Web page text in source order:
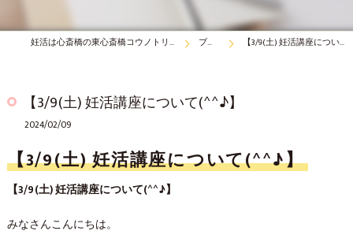
妊活は心斎橋の東心斎橋コウノトリ鍼灸整体院 ブログ 【3/9(土) 妊活講座について(^^♪】
【3/9(土) 妊活講座について(^^♪】
2024/02/09
【3/9(土) 妊活講座について(^^♪】
【3/9(土) 妊活講座について(^^♪】
みなさんこんにちは。